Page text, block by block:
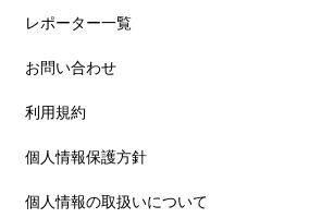
レポーター一覧
お問い合わせ
利用規約
個人情報保護方針
個人情報の取扱いについて